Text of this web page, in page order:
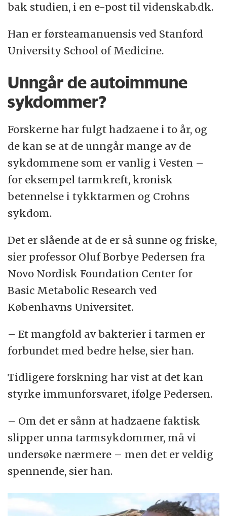
bak studien, i en e-post til videnskab.dk.
Han er førsteamanuensis ved Stanford
University School of Medicine.
Unngår de autoimmune
sykdommer?
Forskerne har fulgt hadzaene i to år, og
de kan se at de unngår mange av de
sykdommene som er vanlig i Vesten –
for eksempel tarmkreft, kronisk
betennelse i tykktarmen og Crohns
sykdom.
Det er slående at de er så sunne og friske,
sier professor Oluf Borbye Pedersen fra
Novo Nordisk Foundation Center for
Basic Metabolic Research ved
Københavns Universitet.
– Et mangfold av bakterier i tarmen er
forbundet med bedre helse, sier han.
Tidligere forskning har vist at det kan
styrke immunforsvaret, ifølge Pedersen.
– Om det er sånn at hadzaene faktisk
slipper unna tarmsykdommer, må vi
undersøke nærmere – men det er veldig
spennende, sier han.